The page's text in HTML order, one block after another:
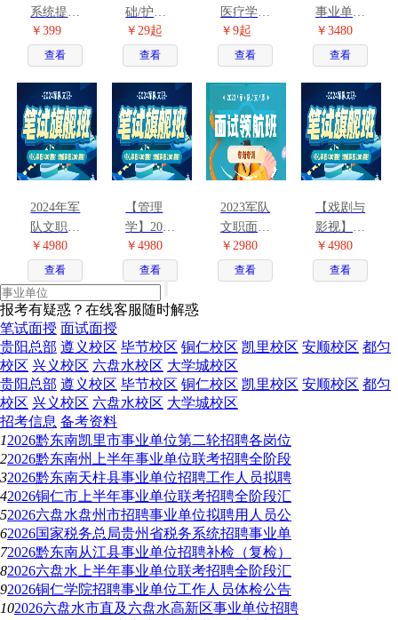
系统提升
班
￥399
查看
础/护理/
临床】
2023医疗
事业单位
招聘考试
图书合集
￥29起
查看
医疗学霸
笔记
￥9起
查看
事业单位
联考E类
￥3480
查看
2024年军
队文职笔
试【公共
科目+专
业科目】
旗舰班
￥4980
查看
【管理
学】2024
年军队文
职笔试
【公共科
目+专业
舰班
￥4980
查看
2023军队
文职面试
领航班
￥2980
查看
【戏剧与
影视】
2024年军
队文职笔
试【公共
旗舰班
￥4980
查看
报考有疑惑？在线客服随时解惑
笔试面授 面试面授
贵阳总部 遵义校区 毕节校区 铜仁校区 凯里校区 安顺校区 都匀
校区 兴义校区 六盘水校区 大学城校区
贵阳总部 遵义校区 毕节校区 铜仁校区 凯里校区 安顺校区 都匀
校区 兴义校区 六盘水校区 大学城校区
招考信息 备考资料
12026黔东南凯里市事业单位第二轮招聘各岗位
22026黔东南州上半年事业单位联考招聘全阶段
32026黔东南天柱县事业单位招聘工作人员拟聘
42026铜仁市上半年事业单位联考招聘全阶段汇
52026六盘水盘州市招聘事业单位拟聘用人员公
62026国家税务总局贵州省税务系统招聘事业单
72026黔东南从江县事业单位招聘补检（复检）
82026六盘水上半年事业单位联考招聘全阶段汇
92026铜仁学院招聘事业单位工作人员体检公告
102026六盘水市直及六盘水高新区事业单位招聘